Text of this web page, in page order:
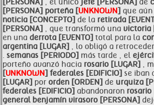
[PERSONA] , el único jefe [PERSONA] de
[PERSONA] porteña [UNKNOWN] que
noticia [CONCEPTO] de la retirada
[PERSONA] , que transformó una victoria
en una derrota [EVENTO] total para la
argentina [LUGAR] , lo obligó a
. semanas [PERIODO] más tarde , el
porteño avanzó hacia rosario [LUGAR] ,
[UNKNOWN] federales [EDIFICIO] se iban
[LUGAR] por orden [ORDEN] de urquiza
federales [EDIFICIO] abandonaron rosario
general benjamín virasoro [PERSONA]